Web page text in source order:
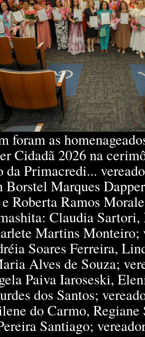
foram as
Cidadã 2026 na
Primacredi...
Marques
Roberta Ramos
Claudia
Martins Monteiro;
Soares Ferreira,
Alves de Souza;
Paiva Iaroseski,
dos Santos;
do Carmo,
Santiago;